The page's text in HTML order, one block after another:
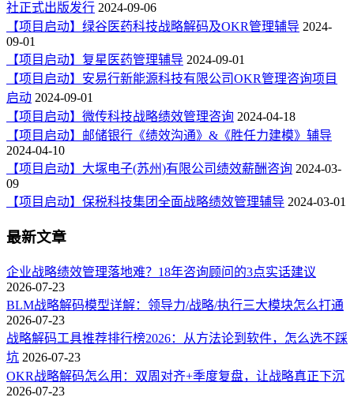
社正式出版发行 2024-09-06
【项目启动】绿谷医药科技战略解码及OKR管理辅导 2024-
09-01
【项目启动】复星医药管理辅导 2024-09-01
【项目启动】安易行新能源科技有限公司OKR管理咨询项目
启动 2024-09-01
【项目启动】微传科技战略绩效管理咨询 2024-04-18
【项目启动】邮储银行《绩效沟通》&《胜任力建模》辅导
2024-04-10
【项目启动】大塚电子(苏州)有限公司绩效薪酬咨询 2024-03-
09
【项目启动】保税科技集团全面战略绩效管理辅导 2024-03-01
最新文章
企业战略绩效管理落地难？18年咨询顾问的3点实话建议
2026-07-23
BLM战略解码模型详解：领导力/战略/执行三大模块怎么打通
2026-07-23
战略解码工具推荐排行榜2026：从方法论到软件，怎么选不踩
坑 2026-07-23
OKR战略解码怎么用：双周对齐+季度复盘，让战略真正下沉
2026-07-23